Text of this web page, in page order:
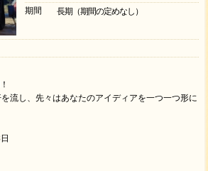
期間
長期（期間の定めなし）
流し、先々はあなたのアイディアを一つ一つ形に